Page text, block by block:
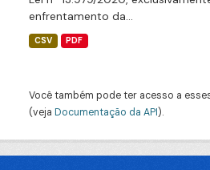
enfrentamento da...
CSV PDF
Você também pode ter acesso a
(veja Documentação da API).